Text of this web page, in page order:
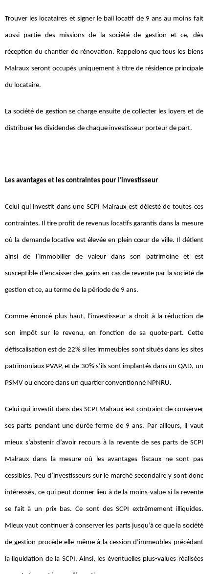
Trouver les locataires et signer le bail locatif de 9 ans au moins fait
aussi partie des missions de la société de gestion et ce, dès
réception du chantier de rénovation. Rappelons que tous les biens
Malraux seront occupés uniquement à titre de résidence principale
du locataire.
La société de gestion se charge ensuite de collecter les loyers et de
distribuer les dividendes de chaque investisseur porteur de part.
Les avantages et les contraintes pour l’investisseur
Celui qui investit dans une SCPI Malraux est délesté de toutes ces
contraintes. Il tire profit de revenus locatifs garantis dans la mesure
où la demande locative est élevée en plein cœur de ville. Il détient
ainsi de l’immobilier de valeur dans son patrimoine et est
susceptible d’encaisser des gains en cas de revente par la société de
gestion et ce, au terme de la période de 9 ans.
Comme énoncé plus haut, l’investisseur a droit à la réduction de
son impôt sur le revenu, en fonction de sa quote-part. Cette
défiscalisation est de 22% si les immeubles sont situés dans les sites
patrimoniaux PVAP, et de 30% s’ils sont implantés dans un QAD, un
PSMV ou encore dans un quartier conventionné NPNRU.
Celui qui investit dans des SCPI Malraux est contraint de conserver
ses parts pendant une durée ferme de 9 ans. Par ailleurs, il vaut
mieux s’abstenir d’avoir recours à la revente de ses parts de SCPI
Malraux dans la mesure où les avantages fiscaux ne sont pas
cessibles. Peu d’investisseurs sur le marché secondaire y sont donc
intéressés, ce qui peut donner lieu à de la moins-value si la revente
se fait à un prix bas. Ce sont des SCPI extrêmement illiquides.
Mieux vaut continuer à conserver les parts jusqu’à ce que la société
de gestion procède elle-même à la cession d’immeubles précédant
la liquidation de la SCPI. Ainsi, les éventuelles plus-values réalisées